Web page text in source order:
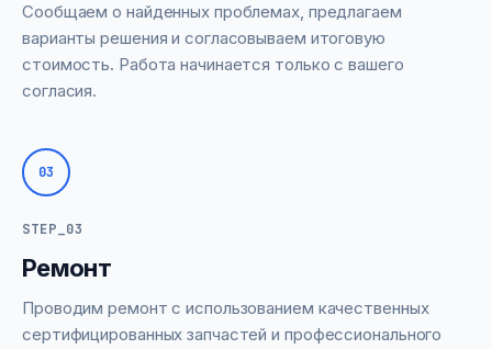
Сообщаем о найденных проблемах, предлагаем
варианты решения и согласовываем итоговую
стоимость. Работа начинается только с вашего
согласия.
03
STEP_03
Ремонт
Проводим ремонт с использованием качественных
сертифицированных запчастей и профессионального